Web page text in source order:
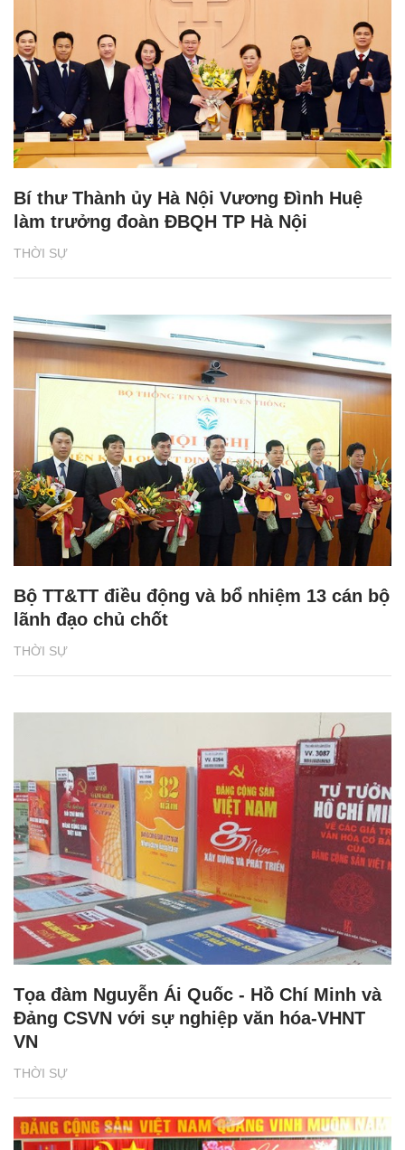
THỜI SỰ
Bí thư Thành ủy Hà Nội Vương Đình Huệ
làm trưởng đoàn ĐBQH TP Hà Nội
THỜI SỰ
Bộ TT&TT điều động và bổ nhiệm 13 cán bộ
lãnh đạo chủ chốt
THỜI SỰ
Tọa đàm Nguyễn Ái Quốc - Hồ Chí Minh và
Đảng CSVN với sự nghiệp văn hóa-VHNT
VN